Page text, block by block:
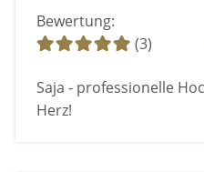
Bewertung:
(3)
Saja - professionelle
Herz!